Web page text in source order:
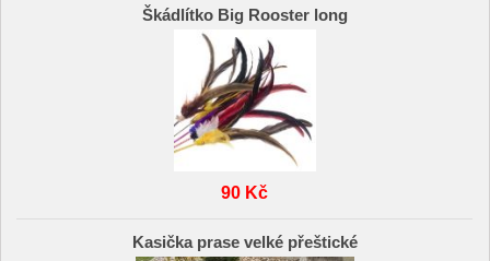
Škádlítko Big Rooster long
90 Kč
Kasička prase velké přeštické